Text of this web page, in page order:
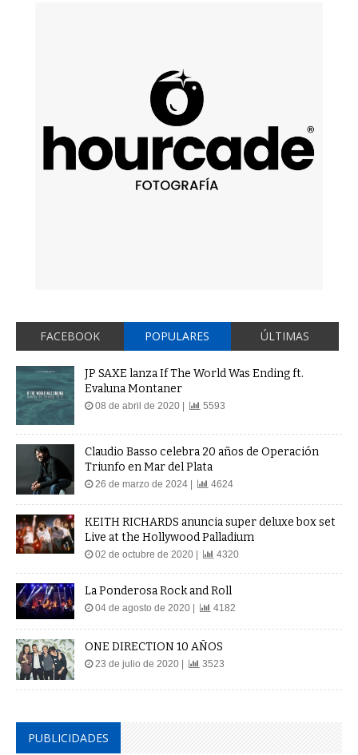
FACEBOOK POPULARES ÚLTIMAS
JP SAXE lanza If The World Was Ending ft.
Evaluna Montaner
08 de abril de 2020 | 5593
Claudio Basso celebra 20 años de Operación
Triunfo en Mar del Plata
26 de marzo de 2024 | 4624
KEITH RICHARDS anuncia super deluxe box set
Live at the Hollywood Palladium
02 de octubre de 2020 | 4320
La Ponderosa Rock and Roll
04 de agosto de 2020 | 4182
ONE DIRECTION 10 AÑOS
23 de julio de 2020 | 3523
PUBLICIDADES